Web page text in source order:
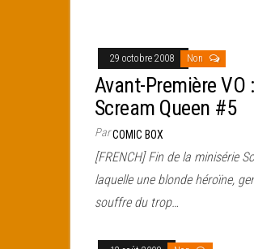
29 octobre 2008 Non
Avant-Première VO
Scream Queen #5
ParCOMIC BOX
[FRENCH] Fin de la minisérie
laquelle une blonde héroïne,
souffre du trop…